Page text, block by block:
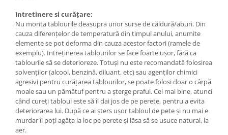
Intretinere si curățare:
Nu monta tablourile deasupra unor surse de căldură/aburi. Din
cauza diferențelor de temperatură din timpul anului, anumite
elemente se pot deforma din cauza acestor factori (ramele de
exemplu). Intreținerea tablourilor se face foarte ușor, fără ca
tablourile să se deterioreze. Totuși nu este recomandată folosirea
solvenților (alcool, benzină, diluant, etc) sau agenților chimici
agresivi pentru curățarea tablourilor, se poate folosi doar o cârpă
moale sau un pămătuf pentru a șterge praful. Cel mai bine, atunci
când cureți tabloul este să îl dai jos de pe perete, pentru a evita
deteriorarea lui. După ce ai șters ușor tabloul de pete și nu mai e
murdar îl poți agăța la loc pe perete și lăsa să se usuce natural, la
aer.